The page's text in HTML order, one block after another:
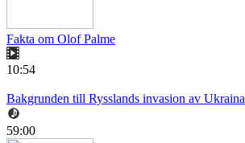
Fakta om Olof Palme
10:54
Bakgrunden till Rysslands invasion av Ukraina
59:00